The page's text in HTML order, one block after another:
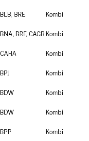
BLB, BRE Kombi
BNA, BRF, CAGB Kombi
CAHA Kombi
BPJ Kombi
BDW Kombi
BDW Kombi
BPP Kombi